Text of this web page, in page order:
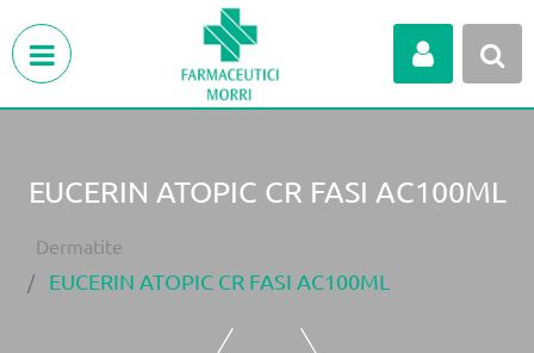
EUCERIN ATOPIC CR FASI AC100ML
Dermatite
EUCERIN ATOPIC CR FASI AC100ML